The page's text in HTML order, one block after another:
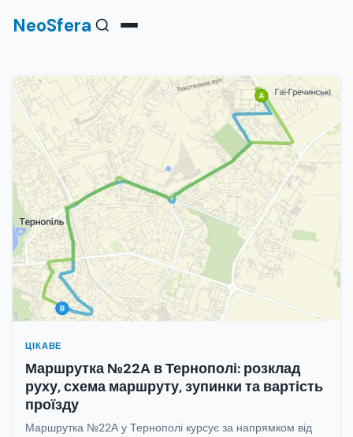
NeoSfera
ЦІКАВЕ
Маршрутка №22А в Тернополі: розклад
руху, схема маршруту, зупинки та вартість
проїзду
Маршрутка №22А у Тернополі курсує за напрямком від